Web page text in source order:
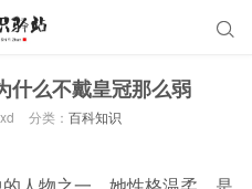

什么不戴皇冠那么弱
分类： 百科知识